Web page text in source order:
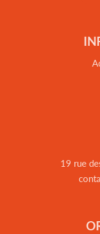
19 rue